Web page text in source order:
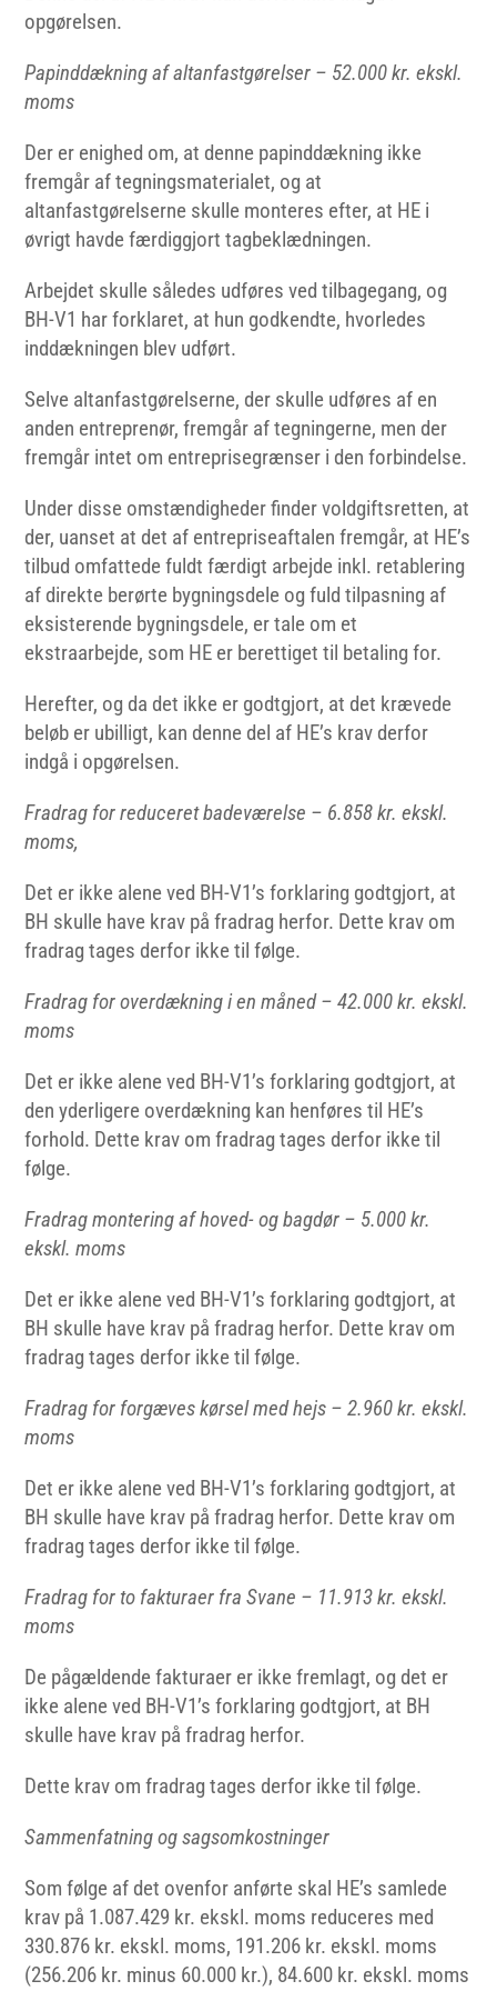
opgørelsen.
Papinddækning af altanfastgørelser – 52.000 kr. ekskl.
moms
Der er enighed om, at denne papinddækning ikke
fremgår af tegningsmaterialet, og at
altanfastgørelserne skulle monteres efter, at HE i
øvrigt havde færdiggjort tagbeklædningen.
Arbejdet skulle således udføres ved tilbagegang, og
BH-V1 har forklaret, at hun godkendte, hvorledes
inddækningen blev udført.
Selve altanfastgørelserne, der skulle udføres af en
anden entreprenør, fremgår af tegningerne, men der
fremgår intet om entreprisegrænser i den forbindelse.
Under disse omstændigheder finder voldgiftsretten, at
der, uanset at det af entrepriseaftalen fremgår, at HE’s
tilbud omfattede fuldt færdigt arbejde inkl. retablering
af direkte berørte bygningsdele og fuld tilpasning af
eksisterende bygningsdele, er tale om et
ekstraarbejde, som HE er berettiget til betaling for.
Herefter, og da det ikke er godtgjort, at det krævede
beløb er ubilligt, kan denne del af HE’s krav derfor
indgå i opgørelsen.
Fradrag for reduceret badeværelse – 6.858 kr. ekskl.
moms,
Det er ikke alene ved BH-V1’s forklaring godtgjort, at
BH skulle have krav på fradrag herfor. Dette krav om
fradrag tages derfor ikke til følge.
Fradrag for overdækning i en måned – 42.000 kr. ekskl.
moms
Det er ikke alene ved BH-V1’s forklaring godtgjort, at
den yderligere overdækning kan henføres til HE’s
forhold. Dette krav om fradrag tages derfor ikke til
følge.
Fradrag montering af hoved- og bagdør – 5.000 kr.
ekskl. moms
Det er ikke alene ved BH-V1’s forklaring godtgjort, at
BH skulle have krav på fradrag herfor. Dette krav om
fradrag tages derfor ikke til følge.
Fradrag for forgæves kørsel med hejs – 2.960 kr. ekskl.
moms
Det er ikke alene ved BH-V1’s forklaring godtgjort, at
BH skulle have krav på fradrag herfor. Dette krav om
fradrag tages derfor ikke til følge.
Fradrag for to fakturaer fra Svane – 11.913 kr. ekskl.
moms
De pågældende fakturaer er ikke fremlagt, og det er
ikke alene ved BH-V1’s forklaring godtgjort, at BH
skulle have krav på fradrag herfor.
Dette krav om fradrag tages derfor ikke til følge.
Sammenfatningog sagsomkostninger
Som følge af det ovenfor anførte skal HE’s samlede
krav på 1.087.429 kr. ekskl. moms reduceres med
330.876 kr. ekskl. moms, 191.206 kr. ekskl. moms
(256.206 kr. minus 60.000 kr.), 84.600 kr. ekskl. moms